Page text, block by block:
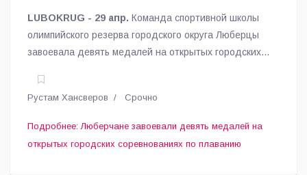
LUBOKRUG - 29 апр. Команда спортивной школы
олимпийского резерва городского округа Люберцы
завоевала девять медалей на открытых городских
Космический», прошедших в Королёве.
Рустам Хансверов Срочно
Подробнее: Люберчане завоевали девять медалей на
открытых городских соревнованиях по плаванию